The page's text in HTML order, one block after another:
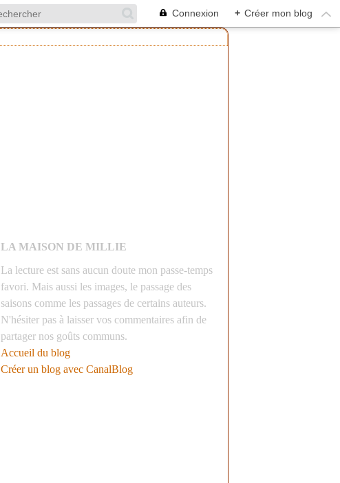
Connexion + Créer mon blog
LA MAISON DE MILLIE
La lecture est sans aucun doute mon passe-temps
favori. Mais aussi les images, le passage des
saisons comme les passages de certains auteurs.
N'hésiter pas à laisser vos commentaires afin de
partager nos goûts communs.
Accueil du blog
Créer un blog avec CanalBlog